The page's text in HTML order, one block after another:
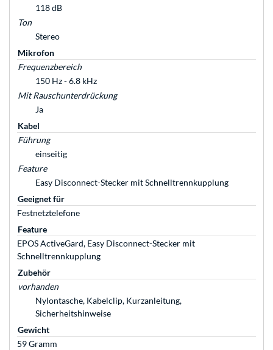
118 dB
Ton
Stereo
Mikrofon
Frequenzbereich
150 Hz - 6.8 kHz
Mit Rauschunterdrückung
Ja
Kabel
Führung
einseitig
Feature
Easy Disconnect-Stecker mit Schnelltrennkupplung
Geeignet für
Festnetztelefone
Feature
EPOS ActiveGard, Easy Disconnect-Stecker mit
Schnelltrennkupplung
Zubehör
vorhanden
Nylontasche, Kabelclip, Kurzanleitung,
Sicherheitshinweise
Gewicht
59 Gramm